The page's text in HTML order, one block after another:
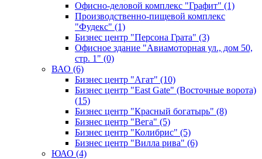
Офисно-деловой комплекс "Графит" (1)
Производственно-пищевой комплекс
"Фудекс" (1)
Бизнес центр "Персона Грата" (3)
Офисное здание "Авиамоторная ул., дом 50,
стр. 1" (0)
ВАО (6)
Бизнес центр "Агат" (10)
Бизнес центр "East Gate" (Восточные ворота)
(15)
Бизнес центр "Красный богатырь" (8)
Бизнес центр "Вега" (5)
Бизнес центр "Колибрис" (5)
Бизнес центр "Вилла рива" (6)
ЮАО (4)